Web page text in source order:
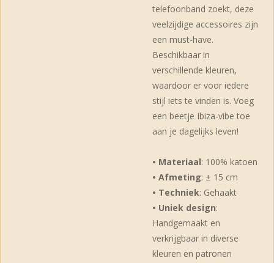
telefoonband zoekt, deze
veelzijdige accessoires zijn
een must-have.
Beschikbaar in
verschillende kleuren,
waardoor er voor iedere
stijl iets te vinden is. Voeg
een beetje Ibiza-vibe toe
aan je dagelijks leven!
• Materiaal: 100% katoen
• Afmeting: ± 15 cm
• Techniek: Gehaakt
• Uniek design:
Handgemaakt en
verkrijgbaar in diverse
kleuren en patronen